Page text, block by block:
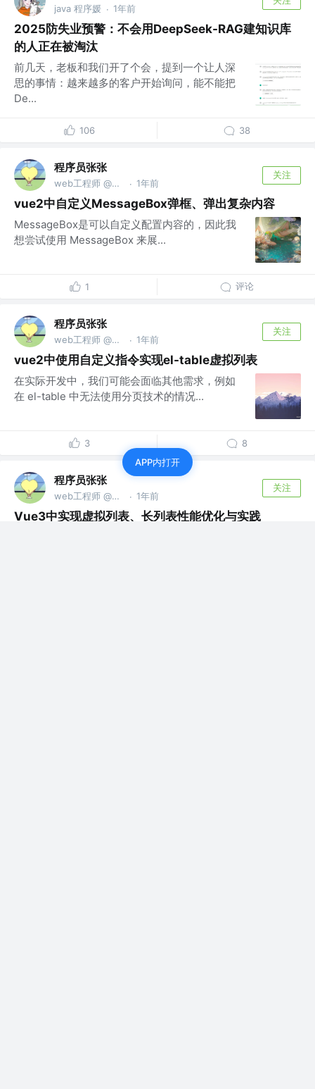
java 程序媛 · 1年前
2025防失业预警：不会用DeepSeek-RAG建知识库
的人正在被淘汰
前几天，老板和我们开了个会，提到一个让人深
思的事情：越来越多的客户开始询问，能不能把
De...
106 38
程序员张张
web工程师 @不知名的小公司 · 1年前
关注
vue2中自定义MessageBox弹框、弹出复杂内容
MessageBox是可以自定义配置内容的，因此我
想尝试使用 MessageBox 来展...
1 评论
程序员张张
web工程师 @不知名的小公司 · 1年前
关注
vue2中使用自定义指令实现el-table虚拟列表
在实际开发中，我们可能会面临其他需求，例如
在 el-table 中无法使用分页技术的情况...
3 8
程序员张张
web工程师 @不知名的小公司 · 1年前
关注
Vue3中实现虚拟列表、长列表性能优化与实践
APP内打开